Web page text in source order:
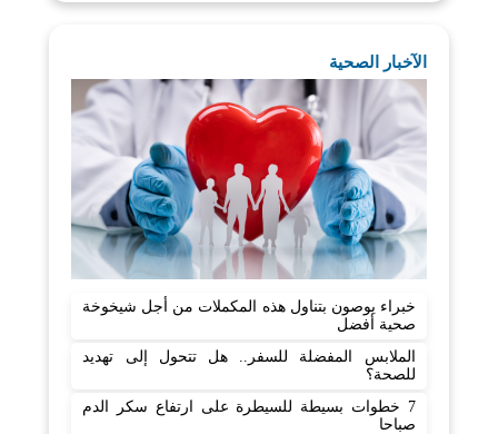
الآخبار الصحية
خبراء يوصون بتناول هذه المكملات من أجل شيخوخة
صحية أفضل
الملابس المفضلة للسفر.. هل تتحول إلى تهديد
للصحة؟
7 خطوات بسيطة للسيطرة على ارتفاع سكر الدم
صباحا